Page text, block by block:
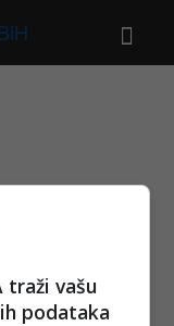
traži vašu
podataka